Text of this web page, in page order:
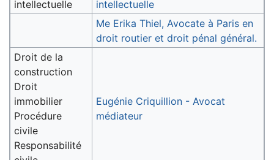
intellectuelle
intellectuelle
Me Erika Thiel, Avocate à Paris en
droit routier et droit pénal général.
Droit de la
construction
Droit
immobilier
Procédure
civile
Responsabilité
Eugénie Criquillion - Avocat
médiateur